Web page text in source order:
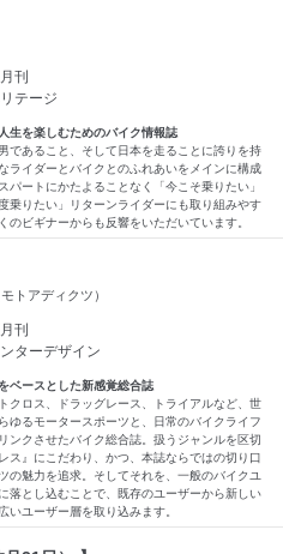
刊
テージ
生を楽しむためのバイク情報誌
であること、そして日本を走ることに誇りを持
ライダーとバイクとのふれあいをメインに構成
パートにかたよることなく「今こそ乗りたい」
乗りたい」リターンライダーにも取り組みやす
のビギナーからも反響をいただいています。
トアディクツ）
刊
ターデザイン
ベースとした新感覚総合誌
クロス、ドラッグレース、トライアルなど、世
ゆるモータースポーツと、日常のバイクライフ
ンクさせたバイク総合誌。扱うジャンルを区切
ス』にこだわり、かつ、本誌ならではの切り口
の魅力を追求。そしてそれを、一般のバイクユ
落とし込むことで、既存のユーザーから新しい
いユーザー層を取り込みます。